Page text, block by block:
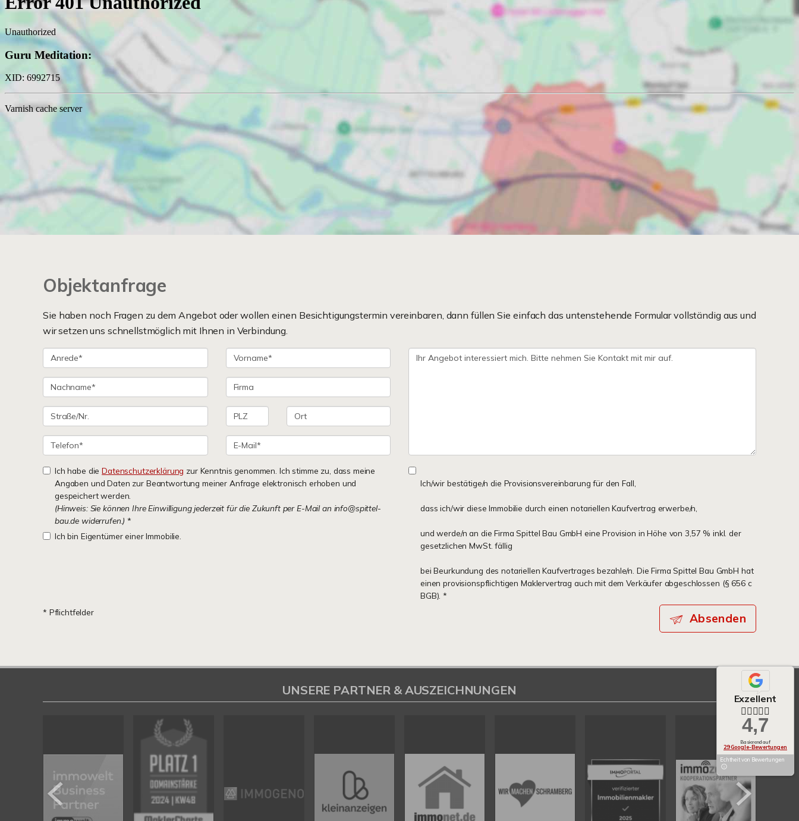
Objektanfrage
Sie haben noch Fragen zu dem Angebot oder wollen einen Besichtigungstermin vereinbaren, dann füllen Sie einfach das untenstehende Formular vollständig aus und
wir setzen uns schnellstmöglich mit Ihnen in Verbindung.
Ich habe dieDatenschutzerklärung zur Kenntnis genommen. Ich stimme zu, dass meine
Angaben und Daten zur Beantwortung meiner Anfrage elektronisch erhoben und
gespeichert werden.
(Hinweis: Sie können Ihre Einwilligung jederzeit für die Zukunft per E-Mail an info@spittel-
bau.de widerrufen.) *
Ich bin Eigentümer einer Immobilie.
Ich/wir bestätige/n die Provisionsvereinbarung für den Fall,
dass ich/wir diese Immobilie durch einen notariellen Kaufvertrag erwerbe/n,
und werde/n an die Firma Spittel Bau GmbH eine Provision in Höhe von 3,57 % inkl. der
gesetzlichen MwSt. fällig
bei Beurkundung des notariellen Kaufvertrages bezahle/n. Die Firma Spittel Bau GmbH hat
einen provisionspflichtigen Maklervertrag auch mit dem Verkäufer abgeschlossen (§ 656 c
BGB). *
* Pflichtfelder
Absenden
Exzellent
4,7
Basierend auf
29 Google-Bewertungen
Echtheit von Bewertungen
UNSERE PARTNER & AUSZEICHNUNGEN